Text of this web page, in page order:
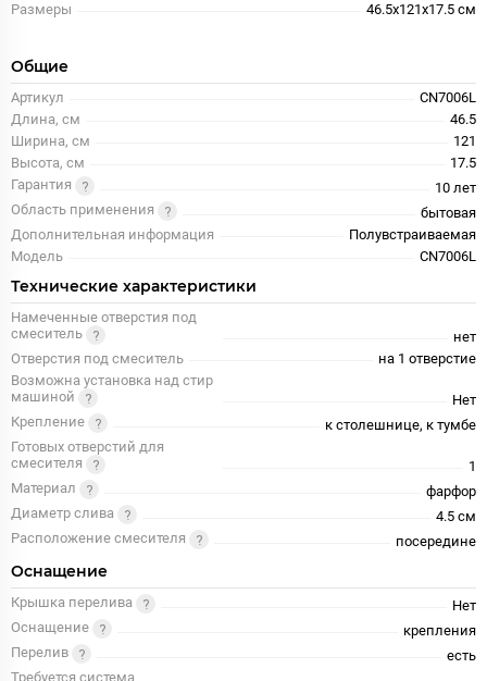
Размеры
46.5x121x17.5 см
Общие
Артикул
CN7006L
Длина, см
46.5
Ширина, см
121
Высота, см
17.5
Гарантия
10 лет
Область применения
бытовая
Дополнительная информация
Полувстраиваемая
Модель
CN7006L
Технические характеристики
Намеченные отверстия под
смеситель
нет
Отверстия под смеситель
на 1 отверстие
Возможна установка над стир
машиной
Нет
Крепление
к столешнице, к тумбе
Готовых отверстий для
смесителя
1
Материал
фарфор
Диаметр слива
4.5 см
Расположение смесителя
посередине
Оснащение
Крышка перелива
Нет
Оснащение
крепления
Перелив
есть
Требуется система